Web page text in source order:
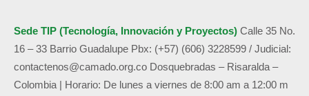
Sede TIP (Tecnología, Innovación y Proyectos) Calle 35 No.
16 – 33 Barrio Guadalupe Pbx: (+57) (606) 3228599 / Judicial:
contactenos@camado.org.co Dosquebradas – Risaralda –
Colombia | Horario: De lunes a viernes de 8:00 am a 12:00 m